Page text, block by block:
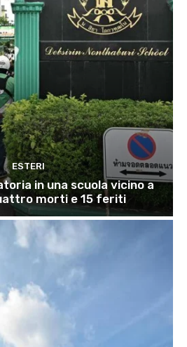
ESTERI
in una scuola vicino a
morti e 15 feriti